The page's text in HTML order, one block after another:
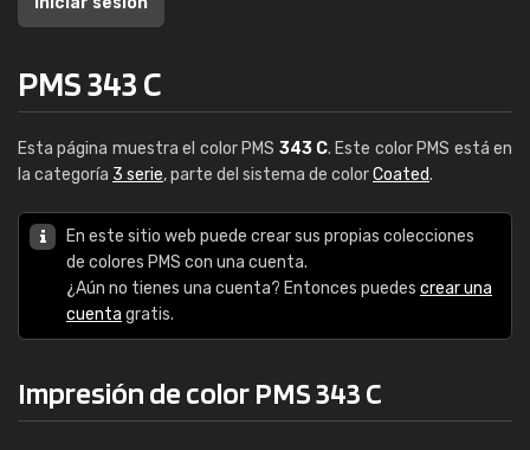
PMS 343 C
Esta página muestra el color PMS 343 C. Este color PMS está en
la categoría 3 serie, parte del sistema de colorCoated.
En este sitio web puede crear sus propias colecciones
de colores PMS con una cuenta.
¿Aún no tienes una cuenta? Entonces puedes crear una
cuenta gratis.
Impresión de color PMS 343 C